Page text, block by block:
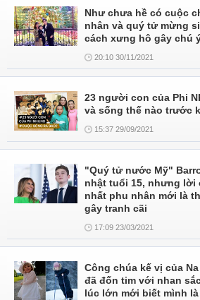
Như chưa hề có cuộc
nhân và quý tử mừng
cách xưng hô gây chú
20:10 30/11/2021
23 người con của Phi
và sống thế nào trước
15:37 29/09/2021
"Quý tử nước Mỹ"
nhật tuổi 15, nhưng lời
nhất phu nhân mới là
gây tranh cãi
17:09 23/03/2021
Công chúa kế vị của
đã đốn tim với nhan
lúc lớn mới biết mình